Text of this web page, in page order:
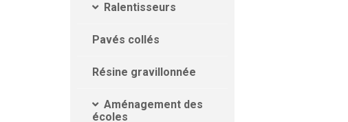
Ralentisseurs
Pavés collés
Résine gravillonnée
Aménagement des
écoles